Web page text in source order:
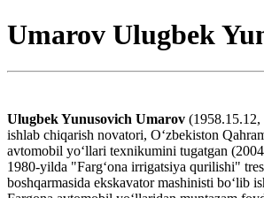
Umarov Ulugbek
Ulugbek Yunusovich Umarov
ishlab chiqarish novatori, Oʻzbekiston
avtomobil yoʻllari texnikumini tugatgan
1980-yilda "Fargʻona irrigatsiya qurilishi"
boshqarmasida ekskavator mashinisti boʻlib